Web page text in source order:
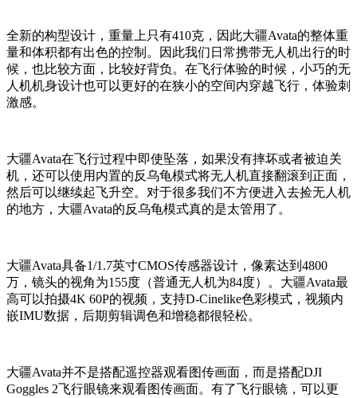
全新的构型设计，重量上只有410克，因此大疆Avata的整体重
量和体积都有出色的控制。因此我们日常携带无人机出行的时
候，也比较方面，比较好背负。在飞行体验的时候，小巧的无
人机机身设计也可以更好的在狭小的空间内穿越飞行，体验刺
激感。
大疆Avata在飞行过程中即使坠落，如果没有摔坏或者被迫关
机，还可以使用内置的反乌龟模式将无人机直接翻滚到正面，
然后可以继续起飞升空。对于很多我们不方便进入去捡无人机
的地方，大疆Avata的反乌龟模式真的是太管用了。
大疆Avata具备1/1.7英寸CMOS传感器设计，像素达到4800
万，镜头的视角为155度（普通无人机为84度）。大疆Avata最
高可以拍摄4K 60P的视频，支持D-Cinelike色彩模式，视频内
嵌IMU数据，后期剪辑调色和增稳都很轻松。
大疆Avata并不是搭配遥控器观看图传画面，而是搭配DJI
Goggles 2飞行眼镜来观看图传画面。有了飞行眼镜，可以更